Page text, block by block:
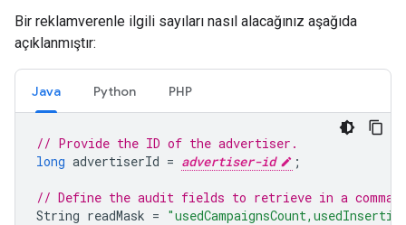
Bir reklamverenle ilgili sayıları nasıl alacağınız aşağıda
açıklanmıştır:
Java Python PHP
// Provide the ID of the advertiser.
long advertiserId = advertiser-id ;
// Define the audit fields to retrieve in a comma-
String readMask =